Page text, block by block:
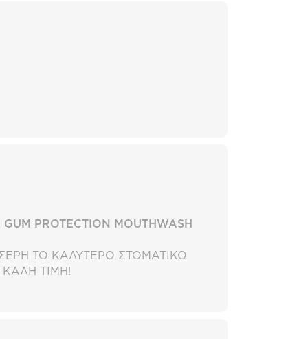
PROTECTION MOUTHWASH
ΤΟ ΚΑΛΥΤΕΡΟ ΣΤΟΜΑΤΙΚΟ
ΤΙΜΗ!